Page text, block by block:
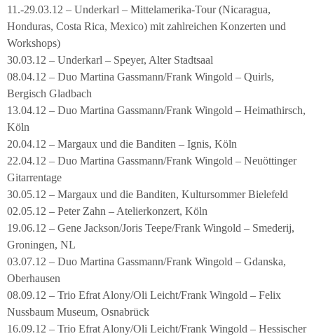
11.-29.03.12 – Underkarl – Mittelamerika-Tour (Nicaragua,
Honduras, Costa Rica, Mexico) mit zahlreichen Konzerten und
Workshops)
30.03.12 – Underkarl – Speyer, Alter Stadtsaal
08.04.12 – Duo Martina Gassmann/Frank Wingold – Quirls,
Bergisch Gladbach
13.04.12 – Duo Martina Gassmann/Frank Wingold – Heimathirsch,
Köln
20.04.12 – Margaux und die Banditen – Ignis, Köln
22.04.12 – Duo Martina Gassmann/Frank Wingold – Neuöttinger
Gitarrentage
30.05.12 – Margaux und die Banditen, Kultursommer Bielefeld
02.05.12 – Peter Zahn – Atelierkonzert, Köln
19.06.12 – Gene Jackson/Joris Teepe/Frank Wingold – Smederij,
Groningen, NL
03.07.12 – Duo Martina Gassmann/Frank Wingold – Gdanska,
Oberhausen
08.09.12 – Trio Efrat Alony/Oli Leicht/Frank Wingold – Felix
Nussbaum Museum, Osnabrück
16.09.12 – Trio Efrat Alony/Oli Leicht/Frank Wingold – Hessischer